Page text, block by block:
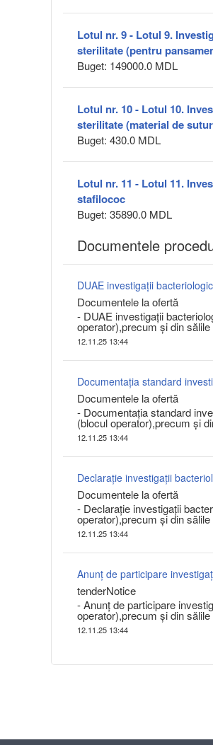
Lotul nr. 9 - Lotul 9.
sterilitate (pentru
Buget: 149000.0 MDL
Lotul nr. 10 - Lotul 10.
sterilitate (material de
Buget: 430.0 MDL
Lotul nr. 11 - Lotul 11.
stafilococ
Buget: 35890.0 MDL
Documentele
Documentele la ofertă
- DUAE investigații
operator),precum și din
12.11.25 13:44
Documentele la ofertă
- Documentația standard
(blocul operator),precum și
12.11.25 13:44
Documentele la ofertă
- Declarație investigații
operator),precum și din
12.11.25 13:44
tenderNotice
- Anunț de participare
operator),precum și din
12.11.25 13:44